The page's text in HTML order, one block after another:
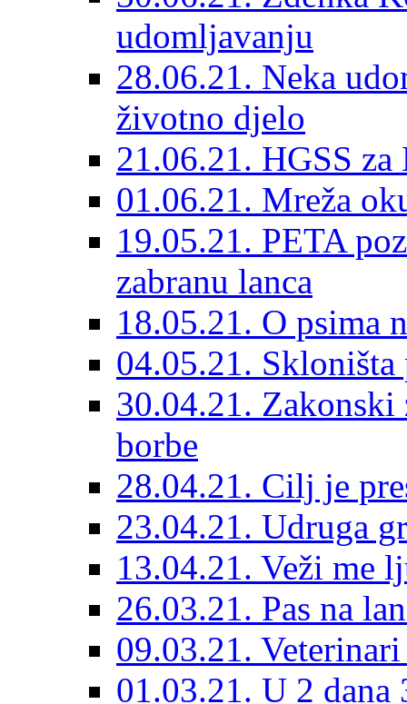
udomljavanju
28.06.21. Neka
životno djelo
21.06.21. HGSS za
01.06.21. Mreža
19.05.21. PETA
zabranu lanca
18.05.21. O psima
04.05.21.
30.04.21. Zakonski
borbe
28.04.21. Cilj je
23.04.21. Udruga
13.04.21. Veži me
26.03.21. Pas na
09.03.21.
01.03.21. U 2